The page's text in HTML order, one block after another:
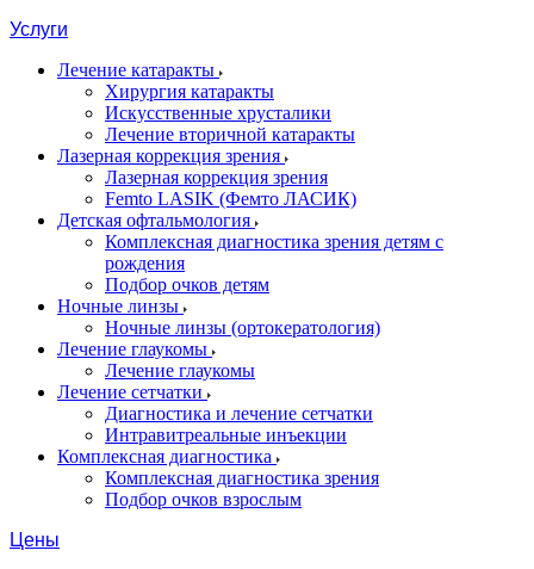
Услуги
Лечение катаракты
Хирургия катаракты
Искусственные хрусталики
Лечение вторичной катаракты
Лазерная коррекция зрения
Лазерная коррекция зрения
Femto LASIK (Фемто ЛАСИК)
Детская офтальмология
Комплексная диагностика зрения детям c
рождения
Подбор очков детям
Ночные линзы
Ночные линзы (ортокератология)
Лечение глаукомы
Лечение глаукомы
Лечение сетчатки
Диагностика и лечение сетчатки
Интравитреальные инъекции
Комплексная диагностика
Комплексная диагностика зрения
Подбор очков взрослым
Цены